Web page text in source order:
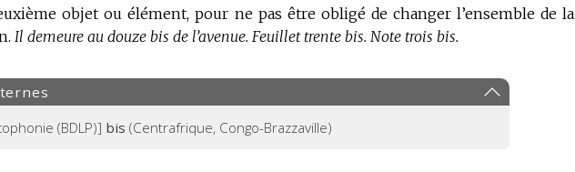
objet ou élément, pour ne pas être obligé de changer l’ensemble de la
Il demeure au douze bis de l’avenue. Feuillet trente bis. Note trois bis.
(BDLP)] bis (Centrafrique, Congo-Brazzaville)